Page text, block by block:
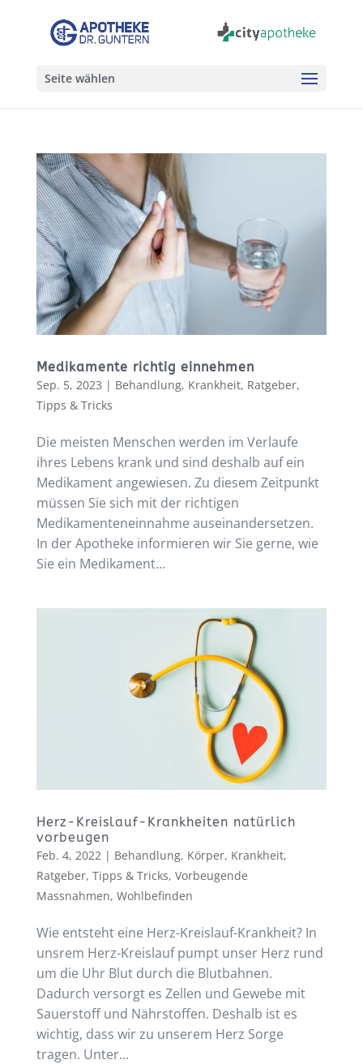
Seite wählen
Medikamente richtig einnehmen
Sep. 5, 2023 | Behandlung, Krankheit, Ratgeber,
Tipps & Tricks
Die meisten Menschen werden im Verlaufe
ihres Lebens krank und sind deshalb auf ein
Medikament angewiesen. Zu diesem Zeitpunkt
müssen Sie sich mit der richtigen
Medikamenteneinnahme auseinandersetzen.
In der Apotheke informieren wir Sie gerne, wie
Sie ein Medikament...
Herz-Kreislauf-Krankheiten natürlich
vorbeugen
Feb. 4, 2022| Behandlung, Körper, Krankheit,
Ratgeber, Tipps & Tricks, Vorbeugende
Massnahmen, Wohlbefinden
Wie entsteht eine Herz-Kreislauf-Krankheit? In
unsrem Herz-Kreislauf pumpt unser Herz rund
um die Uhr Blut durch die Blutbahnen.
Dadurch versorgt es Zellen und Gewebe mit
Sauerstoff und Nährstoffen. Deshalb ist es
wichtig, dass wir zu unserem Herz Sorge
tragen. Unter...